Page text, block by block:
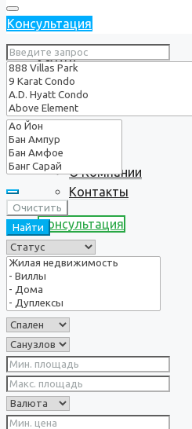
Услуги
О нас
О Компании
Контакты
Консультация
Консультация
Очистить
Найти